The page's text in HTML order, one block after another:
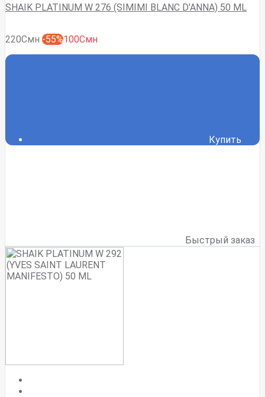
SHAIK PLATINUM W 276 (SIMIMI BLANC D'ANNA) 50 ML
220Смн -55%100Смн
Купить
Быстрый заказ